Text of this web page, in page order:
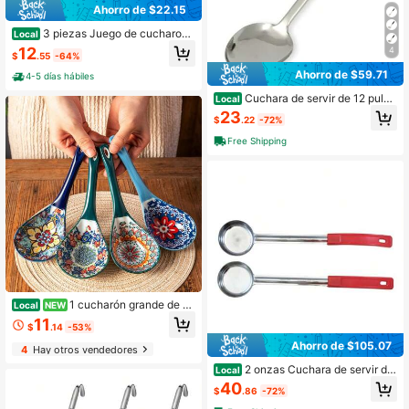
Ahorro de $22.15
Local 3 piezas Juego de cucharone
s de sopa de 1 onza, cucharón de a
cero inoxidable con mangos largos
y ganchos para cocinar, servir sopa
s, salsas y guisos
$12.55 -64%
4-5 días hábiles
Local NEW 1 cucharón grande de c
erámica estilo bohemio para sopa, a
rroz, fideos y postre. Decoración ba
jo vidriado para sopas, gran capaci
dad, fácil de limpiar y duradero. Ade
$11 .14 -53%
4Hay otros vendedores
4
Ahorro de $59.71
Local Cuchara de servir de 12 pulga
das de acero inoxidable
$23.22 -72%
Free Shipping
Ahorro de $105.07
Local 2 onzas Cuchara de servir de
acero inoxidable sólido para control
de porciones; Cucharones de servic
$40.86 -72%